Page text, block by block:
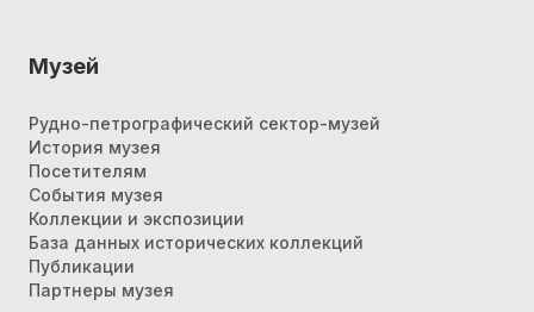
Музей
Рудно-петрографический сектор-музей
История музея
Посетителям
События музея
Коллекции и экспозиции
База данных исторических коллекций
Публикации
Партнеры музея